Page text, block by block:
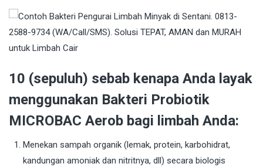
10 (sepuluh) sebab kenapa Anda layak
menggunakan Bakteri Probiotik
MICROBAC Aerob bagi limbah Anda:
Menekan sampah organik (lemak, protein, karbohidrat,
kandungan amoniak dan nitritnya, dll) secara biologis